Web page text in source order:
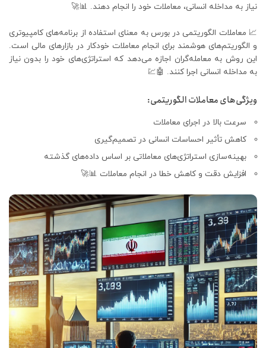
نیاز به مداخله انسانی، معاملات خود را انجام دهند. 📊🚀
📈 معاملات الگوریتمی در بورس به معنای استفاده از برنامه‌های کامپیوتری
و الگوریتم‌های هوشمند برای انجام معاملات خودکار در بازارهای مالی است.
این روش به معامله‌گران اجازه می‌دهد که استراتژی‌های خود را بدون نیاز
به مداخله انسانی اجرا کنند. 🤖💹
ویژگی‌های معاملات الگوریتمی:
سرعت بالا در اجرای معاملات
کاهش تأثیر احساسات انسانی در تصمیم‌گیری
بهینه‌سازی استراتژی‌های معاملاتی بر اساس داده‌های گذشته
افزایش دقت و کاهش خطا در انجام معاملات 📊🚀